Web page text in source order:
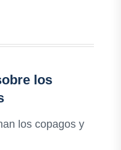
los
los copagos y